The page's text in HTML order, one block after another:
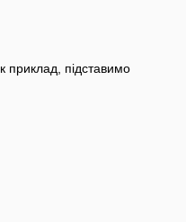
приклад, підставимо